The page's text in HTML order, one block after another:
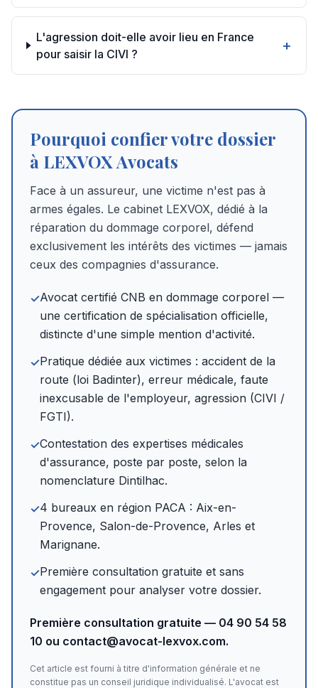
L'agression doit-elle avoir lieu en France
pour saisir la CIVI ?
+
Pourquoi confier votre dossier
à LEXVOX Avocats
Face à un assureur, une victime n'est pas à
armes égales. Le cabinet LEXVOX, dédié à la
réparation du dommage corporel, défend
exclusivement les intérêts des victimes — jamais
ceux des compagnies d'assurance.
✓Avocat certifié CNB en dommage corporel —
une certification de spécialisation officielle,
distincte d'une simple mention d'activité.
✓Pratique dédiée aux victimes : accident de la
route (loi Badinter), erreur médicale, faute
inexcusable de l'employeur, agression (CIVI /
FGTI).
✓Contestation des expertises médicales
d'assurance, poste par poste, selon la
nomenclature Dintilhac.
✓4 bureaux en région PACA : Aix-en-
Provence, Salon-de-Provence, Arles et
Marignane.
✓Première consultation gratuite et sans
engagement pour analyser votre dossier.
Première consultation gratuite — 04 90 54 58
10 ou contact@avocat-lexvox.com.
Cet article est fourni à titre d'information générale et ne
constitue pas un conseil juridique individualisé. L'avocat est